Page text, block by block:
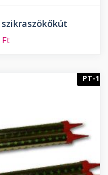
szikraszökőkút
Ft
PT-1